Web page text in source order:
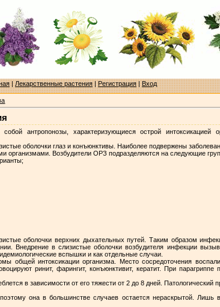
|Лекарственные растения|Регистрация|Вход
антропонозы, характеризующиеся острой
оболочки глаз и конъюнктивы. Наиболее подвержены
организмами. Возбудители ОРЗ подразделяются на следующие
оболочки верхних дыхательных путей. Таким образом
Внедрение в слизистые оболочки возбудителя инфекции
вспышки и как отдельные случаи.
общей интоксикации организма. Место сосредоточения
ринит, фарингит, конъюнктивит, кератит. При парагриппе
в зависимости от его тяжести от 2 до 8 дней.
она в большинстве случаев остается нераскрытой. Лишь